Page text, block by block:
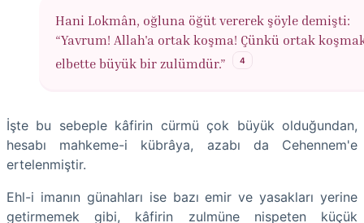
Hani Lokmân, oğluna öğüt vererek şöyle demişti:
“Yavrum! Allah'a ortak koşma! Çünkü ortak
elbette büyük bir zulümdür.”
4
İşte bu sebeple kâfirin cürmü çok büyük olduğundan,
hesabı mahkeme-i kübrâya, azabı da Cehennem'e
ertelenmiştir.
Ehl-i imanın günahları ise bazı emir ve yasakları yerine
getirmemek gibi, kâfirin zulmüne nispeten küçük